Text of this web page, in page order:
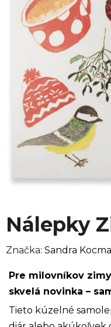
Nálepky
Značka: Sandra
Pre milovníkov
skvelá novinka –
Tieto kúzelné